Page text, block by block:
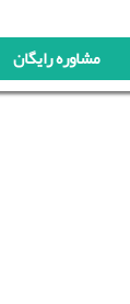
مشاوره رایگان